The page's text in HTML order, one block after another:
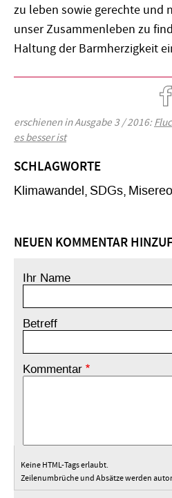
zu leben sowie gerechte und
unser Zusammenleben zu
Haltung der Barmherzigkeit
erschienen in Ausgabe 3 / 2016:
es besser ist
SCHLAGWORTE
Klimawandel SDGs
NEUEN KOMMENTAR
Ihr Name
Betreff
Kommentar
Keine HTML-Tags erlaubt.
Zeilenumbrüche und Absätze werden